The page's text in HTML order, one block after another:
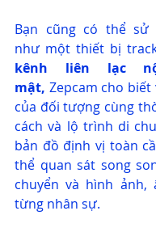
Bạn cũng có thể sử
kênh liên lạc
mật, Zepcam cho
của đối tượng cùng
cách và lộ trình di
bản đồ định vị toàn
thể quan sát song
chuyển và hình ảnh,
từng nhân sự.